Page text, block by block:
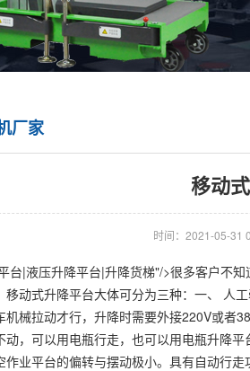
厂家
移动
时间：2021-05-31
台|液压升降平台|升降货梯"/>很多客户不
移动式升降平台大体可分为三种：一、 人
机械拉动才行，升降时需要外接220V或者
动，可以用电瓶行走，也可以用电瓶升降
作业平台的偏转与摆动极小。具有自动行